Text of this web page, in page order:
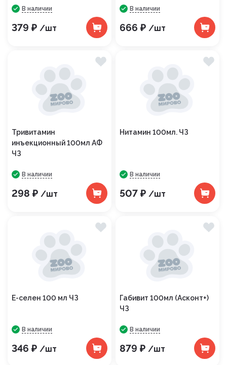
В наличии
379 ₽ /шт
В наличии
666 ₽ /шт
Тривитамин
инъекционный 100мл АФ
ЧЗ
В наличии
298 ₽ /шт
Нитамин 100мл. ЧЗ
В наличии
507 ₽ /шт
Е-селен 100 мл ЧЗ
В наличии
346 ₽ /шт
Габивит 100мл (Асконт+)
ЧЗ
В наличии
879 ₽ /шт